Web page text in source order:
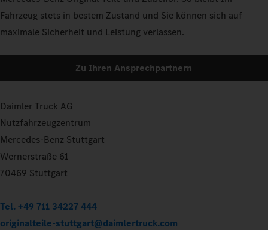
Fahrzeug stets in bestem Zustand und Sie können sich auf
maximale Sicherheit und Leistung verlassen.
Zu Ihren Ansprechpartnern
Daimler Truck AG
Nutzfahrzeugzentrum
Mercedes-Benz Stuttgart
Wernerstraße 61
70469 Stuttgart
Tel. +49 711 34227 444
originalteile-stuttgart@daimlertruck.com